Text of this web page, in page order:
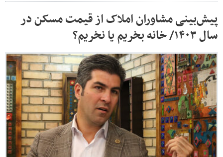
پیش‌بینی مشاوران املاک از قیمت مسکن در
سال ۱۴۰۳/ خانه بخریم یا نخریم؟